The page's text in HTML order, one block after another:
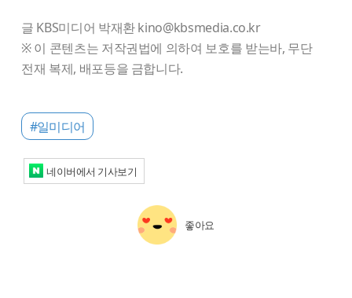
글 KBS미디어 박재환 kino@kbsmedia.co.kr
※ 이 콘텐츠는 저작권법에 의하여 보호를 받는바, 무단
전재 복제, 배포등을 금합니다.
#일미디어
네이버에서 기사보기
좋아요